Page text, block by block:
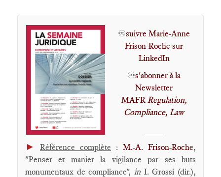
♾️suivre Marie-Anne
Frison-Roche sur
LinkedIn
♾️s'abonner à la
Newsletter
MAFR Regulation,
Compliance, Law
► Référence complète : M.-A. Frison-Roche,
"Penser et manier la vigilance par ses buts
monumentaux de compliance", in I. Grossi (dir.),